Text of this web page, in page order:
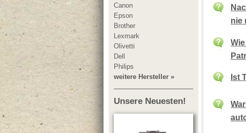
Canon
Epson
Brother
Lexmark
Olivetti
Dell
Philips
weitere Hersteller »
Unsere Neuesten!
nie
Ist